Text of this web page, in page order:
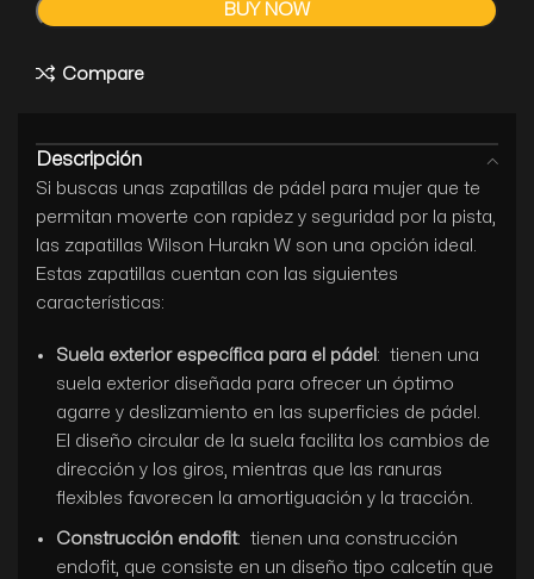
BUY NOW
Compare
Descripción
Si buscas unas zapatillas de pádel para mujer que te
permitan moverte con rapidez y seguridad por la pista,
las zapatillas Wilson Hurakn W son una opción ideal.
Estas zapatillas cuentan con las siguientes
características:
Suela exterior específica para el pádel : tienen una
suela exterior diseñada para ofrecer un óptimo
agarre y deslizamiento en las superficies de pádel.
El diseño circular de la suela facilita los cambios de
dirección y los giros, mientras que las ranuras
flexibles favorecen la amortiguación y la tracción.
Construcción endofit: tienen una construcción
endofit, que consiste en un diseño tipo calcetín que